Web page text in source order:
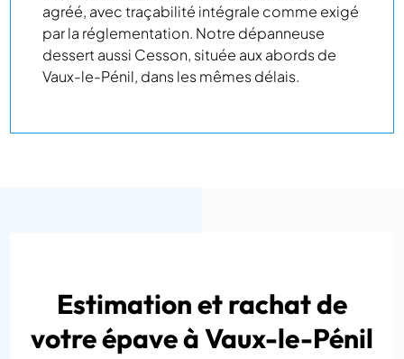
agréé, avec traçabilité intégrale comme exigé
par la réglementation. Notre dépanneuse
dessert aussi Cesson, située aux abords de
Vaux-le-Pénil, dans les mêmes délais.
Estimation et rachat de
votre épave à Vaux-le-Pénil